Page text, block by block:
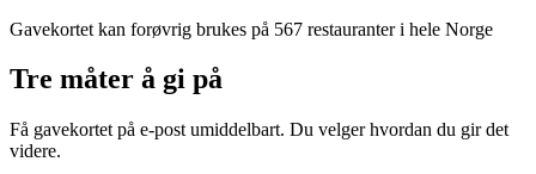
Gavekortet kan forøvrig brukes på 567 restauranter i hele Norge
Tre måter å gi på
Få gavekortet på e-post umiddelbart. Du velger hvordan du gir det
videre.